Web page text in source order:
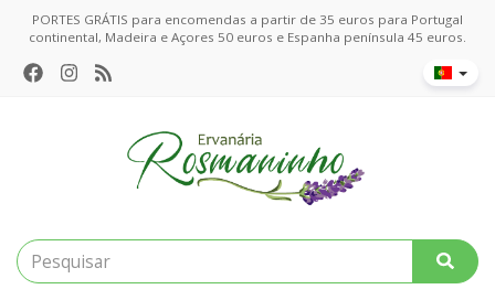
PORTES GRÁTIS para encomendas a partir de 35 euros para Portugal
continental, Madeira e Açores 50 euros e Espanha península 45 euros.